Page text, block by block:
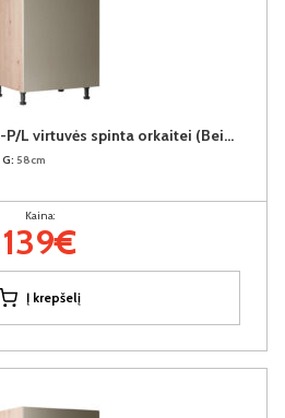
LANGEN BEIGE D60PM-P/L virtuvės spinta orkaitei (Beige/Dab Artisan)
G: 58cm
Kaina:
139€
Į krepšelį